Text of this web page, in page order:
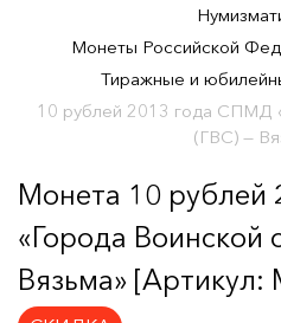
Монеты Российской
Тиражные и
10 рублей 2013 года СПМД
(ГВС) —
Монета 10
«Города Воинской
Вязьма» [Артикул: